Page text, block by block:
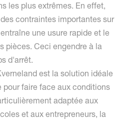
les plus extrêmes. En effet,
contraintes importantes sur
une usure rapide et le
pièces. Ceci engendre à la
d'arrêt.
est la solution idéale
faire face aux conditions
adaptée aux
et aux entrepreneurs, la